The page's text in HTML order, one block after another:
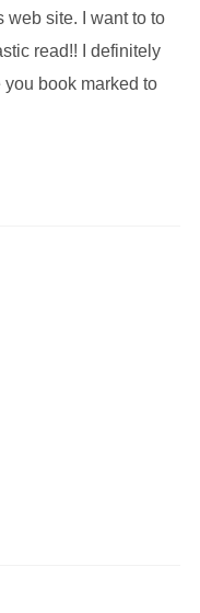
web site. I want to to
read!! I definitely
book marked to